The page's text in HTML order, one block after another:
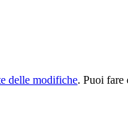
delle modifiche. Puoi fare